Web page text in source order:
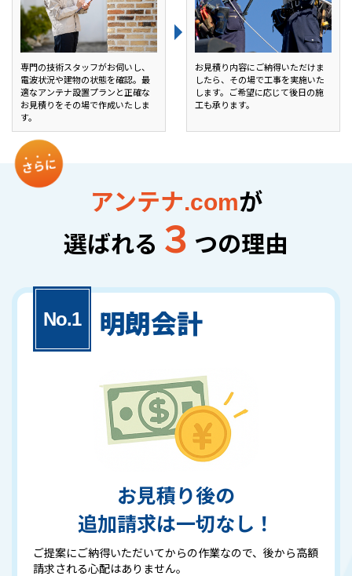
専門の技術スタッフがお伺いし、
電波状況や建物の状態を確認。最
適なアンテナ設置プランと正確な
お見積りをその場で作成いたしま
す。
お見積り内容にご納得いただけま
したら、その場で工事を実施いた
します。ご希望に応じて後日の施
工も承ります。
アンテナ.comが
選ばれる ３ つの理由
明朗会計
お見積り後の
追加請求は一切なし！
ご提案にご納得いただいてからの作業なので、後から高額
請求される心配はありません。